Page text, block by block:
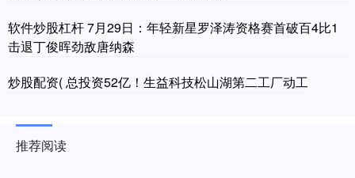
软件炒股杠杆 7月29日：年轻新星罗泽涛资格赛首破百4比1
击退丁俊晖劲敌唐纳森
炒股配资( 总投资52亿！生益科技松山湖第二工厂动工
推荐阅读